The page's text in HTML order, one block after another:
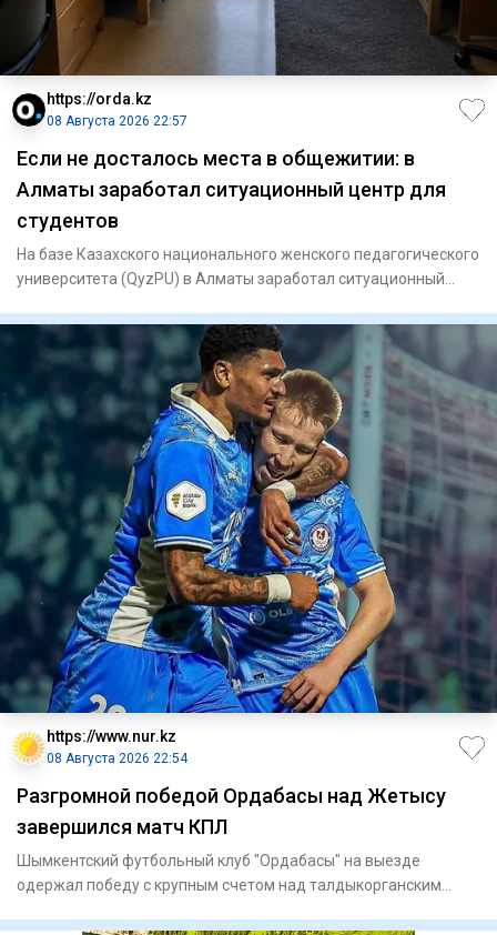
https://orda.kz
08 Августа 2026 22:57
Если не досталось места в общежитии: в
Алматы заработал ситуационный центр для
студентов
На базе Казахского национального женского педагогического
университета (QyzPU) в Алматы заработал ситуационный
https://www.nur.kz
08 Августа 2026 22:54
Разгромной победой Ордабасы над Жетысу
завершился матч КПЛ
Шымкентский футбольный клуб "Ордабасы" на выезде
одержал победу с крупным счетом над талдыкорганским